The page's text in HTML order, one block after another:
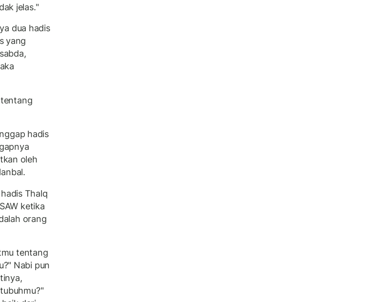
jelas."
dua hadis
yang
hadis
oleh
Thalq
ketika
orang
tentang
Nabi pun